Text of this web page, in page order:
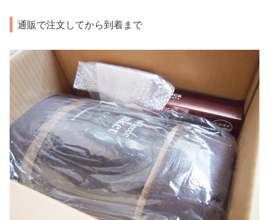
通販で注文してから到着まで